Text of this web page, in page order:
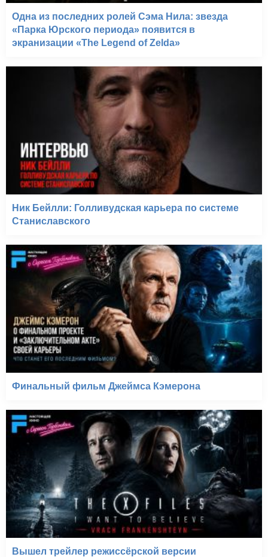
Одна из последних ролей Сэма Нила: звезда
«Парка Юрского периода» появится в
экранизации «The Legend of Zelda»
Ник Бейлли: Голливудская карьера по системе
Станиславского
Финальный фильм Джеймса Кэмерона
Вышел трейлер режиссёрской версии